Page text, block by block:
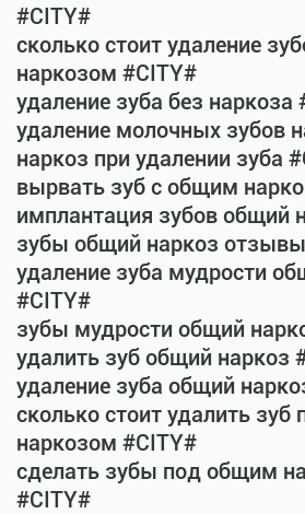
#CITY#
сколько стоит удаление
наркозом #CITY#
удаление зуба без наркоза
удаление молочных зубов
наркоз при удалении зуба
вырвать зуб с общим
имплантация зубов общий
зубы общий наркоз
удаление зуба мудрости
#CITY#
зубы мудрости общий
удалить зуб общий наркоз
удаление зуба общий
сколько стоит удалить
наркозом #CITY#
сделать зубы под общим
#CITY#